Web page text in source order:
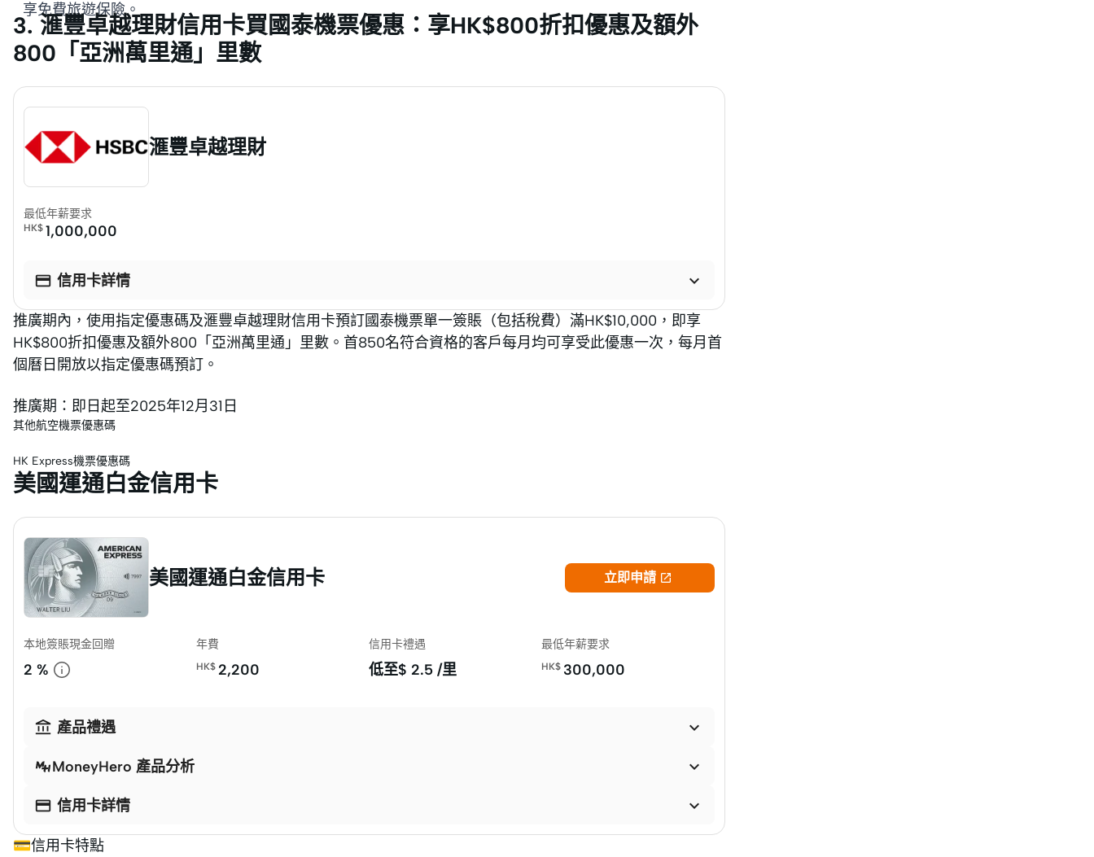
享免費旅遊保險。
3. 滙豐卓越理財信用卡買國泰機票優惠：享HK$800折扣優惠及額外
800「亞洲萬里通」里數
滙豐卓越理財
最低年薪要求
HK$ 1,000,000
 信用卡詳情 
推廣期內，使用指定優惠碼及滙豐卓越理財信用卡預訂國泰機票單一簽賬（包括稅費）滿HK$10,000，即享
HK$800折扣優惠及額外800「亞洲萬里通」里數。首850名符合資格的客戶每月均可享受此優惠一次，每月首
個曆日開放以指定優惠碼預訂。
推廣期：即日起至2025年12月31日
其他航空機票優惠碼
HK Express機票優惠碼
美國運通白金信用卡
美國運通白金信用卡 立即申請 
本地簽賬現金回贈
2 %
年費
HK$ 2,200
信用卡禮遇
低至$ 2.5 /里
最低年薪要求
HK$ 300,000
 產品禮遇 
MoneyHero 產品分析 
 信用卡詳情 
💳信用卡特點